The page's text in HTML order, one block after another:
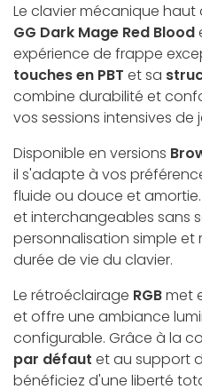
Le clavier mécanique
GG Dark Mage Red Blood
expérience de frappe
touches en PBT et sa
combine durabilité et
vos sessions intensives de
Disponible en versions
il s'adapte à vos
fluide ou douce et
et interchangeables sans
personnalisation simple
durée de vie du clavier.
Le rétroéclairage RGBmet
et offre une ambiance
configurable. Grâce à la
par défaut et au support
bénéficiez d'une liberté